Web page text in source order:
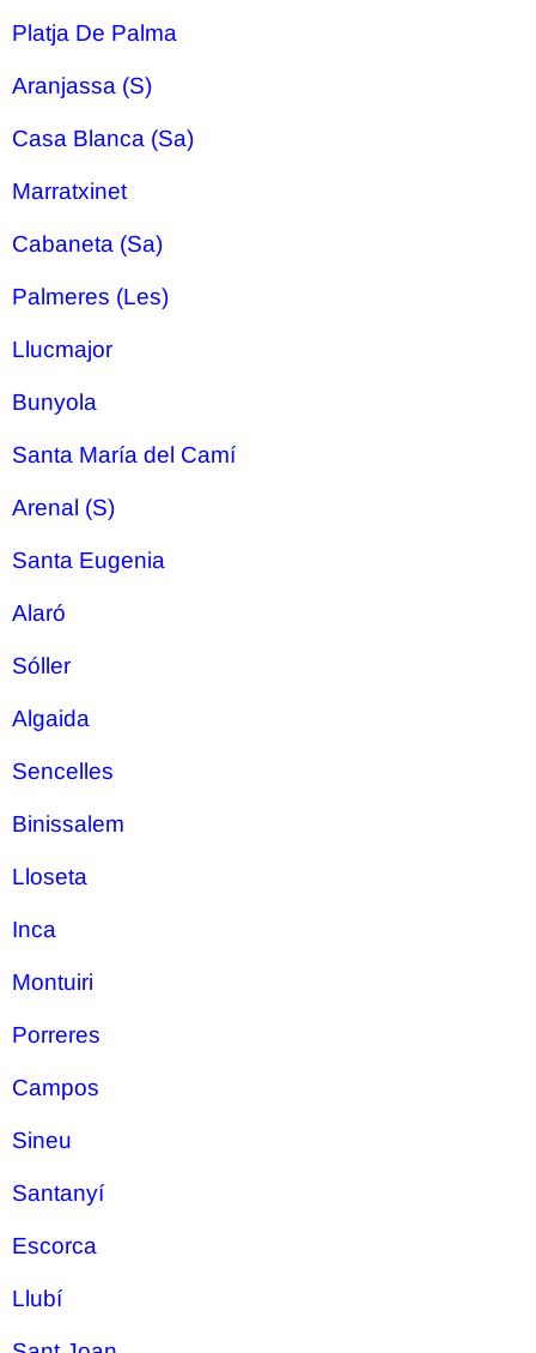
Platja De Palma
Aranjassa (S)
Casa Blanca (Sa)
Marratxinet
Cabaneta (Sa)
Palmeres (Les)
Llucmajor
Bunyola
Santa María del Camí
Arenal (S)
Santa Eugenia
Alaró
Sóller
Algaida
Sencelles
Binissalem
Lloseta
Inca
Montuiri
Porreres
Campos
Sineu
Santanyí
Escorca
Llubí